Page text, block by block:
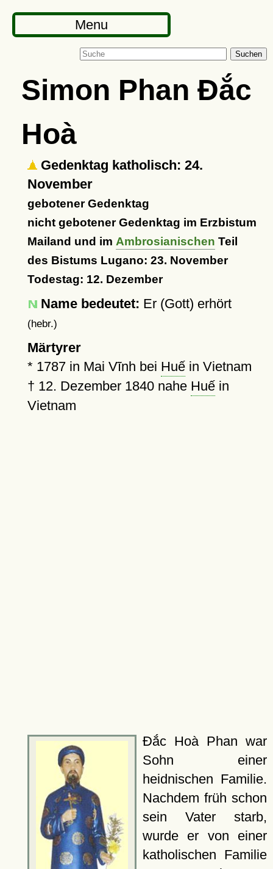
Menu
Suchen
Simon Phan Đắc
Hoà
Gedenktag katholisch: 24.
November
gebotener Gedenktag
nicht gebotener Gedenktag im Erzbistum
Mailand und im Ambrosianischen Teil
des Bistums Lugano: 23. November
Todestag: 12. Dezember
Name bedeutet: Er (Gott) erhört
(hebr.)
Märtyrer
* 1787in Mai Vĩnh bei Huếin Vietnam
† 12. Dezember 1840nahe Huếin
Vietnam
Đắc Hoà Phan war
Sohn einer
heidnischen Familie.
Nachdem früh schon
sein Vater starb,
wurde er von einer
katholischen Familie